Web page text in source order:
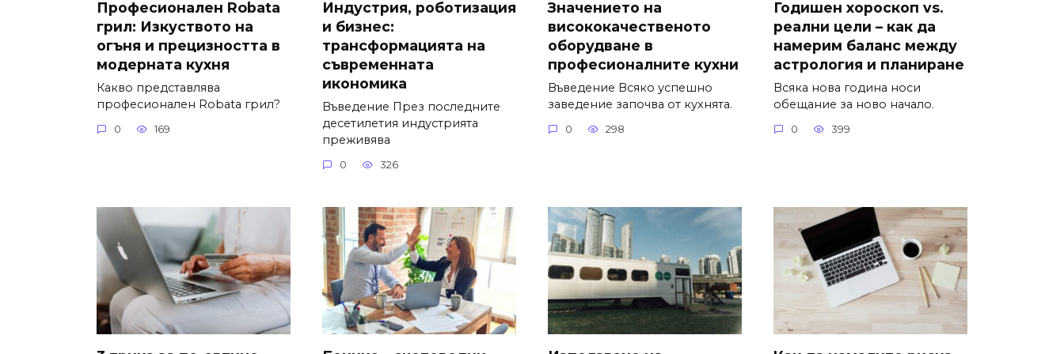
Професионален Robata
грил: Изкуството на
огъня и прецизността в
модерната кухня
Какво представлява
професионален Robata грил?
0 169
Индустрия, роботизация
и бизнес:
трансформацията на
съвременната
икономика
Въведение През последните
десетилетия индустрията
преживява
0 326
Значението на
висококачественото
оборудване в
професионалните кухни
Въведение Всяко успешно
заведение започва от кухнята.
0 298
Годишен хороскоп vs.
реални цели – как да
намерим баланс между
астрология и планиране
Всяка нова година носи
обещание за ново начало.
0 399